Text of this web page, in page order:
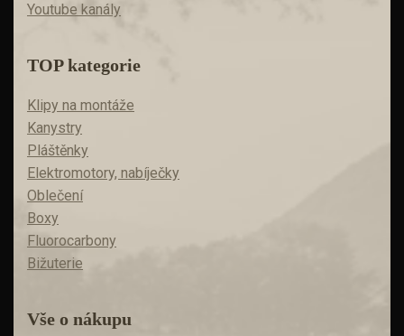
Youtube kanály
TOP kategorie
Klipy na montáže
Kanystry
Pláštěnky
Elektromotory, nabíječky
Oblečení
Boxy
Fluorocarbony
Bižuterie
Vše o nákupu